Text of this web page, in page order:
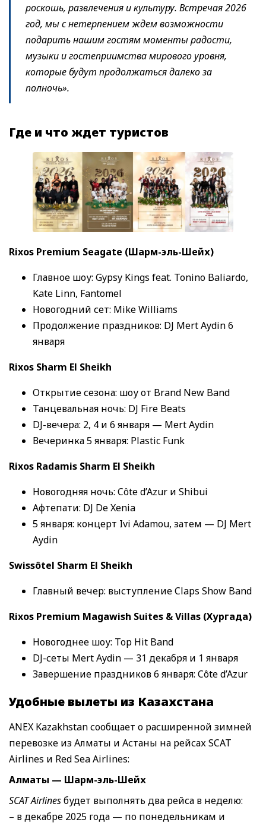
роскошь, развлечения и культуру. Встречая 2026
год, мы с нетерпением ждем возможности
подарить нашим гостям моменты радости,
музыки и гостеприимства мирового уровня,
которые будут продолжаться далеко за
полночь».
Где и что ждет туристов
Rixos Premium Seagate (Шарм-эль-Шейх)
Главное шоу: Gypsy Kings feat. Tonino Baliardo,
Kate Linn, Fantomel
Новогодний сет: Mike Williams
Продолжение праздников: DJ Mert Aydin 6
января
Rixos Sharm El Sheikh
Открытие сезона: шоу от Brand New Band
Танцевальная ночь: DJ Fire Beats
DJ-вечера: 2, 4 и 6 января — Mert Aydin
Вечеринка 5 января: Plastic Funk
Rixos Radamis Sharm El Sheikh
Новогодняя ночь: Côte d’Azur и Shibui
Афтепати: DJ De Xenia
5 января: концерт Ivi Adamou, затем — DJ Mert
Aydin
Swissôtel Sharm El Sheikh
Главный вечер: выступление Claps Show Band
Rixos Premium Magawish Suites & Villas (Хургада)
Новогоднее шоу: Top Hit Band
DJ-сеты Mert Aydin — 31 декабря и 1 января
Завершение праздников 6 января: Côte d’Azur
Удобные вылеты из Казахстана
ANEX Kazakhstan сообщает о расширенной зимней
перевозке из Алматы и Астаны на рейсах SCAT
Airlines и Red Sea Airlines:
Алматы — Шарм-эль-Шейх
SCAT Airlinesбудет выполнять два рейса в неделю:
– в декабре 2025 года — по понедельникам и